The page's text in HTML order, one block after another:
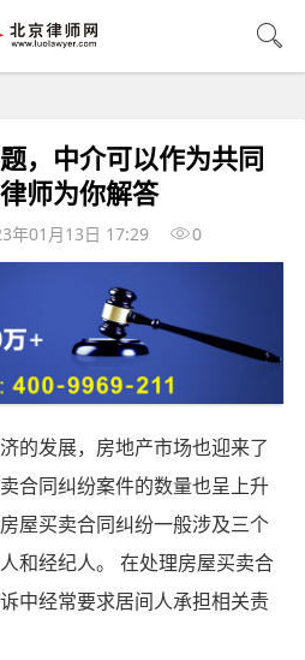
，中介可以作为共同
师为你解答
年01月13日 17:29 0
发展，房地产市场也迎来了
合同纠纷案件的数量也呈上升
屋买卖合同纠纷一般涉及三个
和经纪人。 在处理房屋买卖合
中经常要求居间人承担相关责